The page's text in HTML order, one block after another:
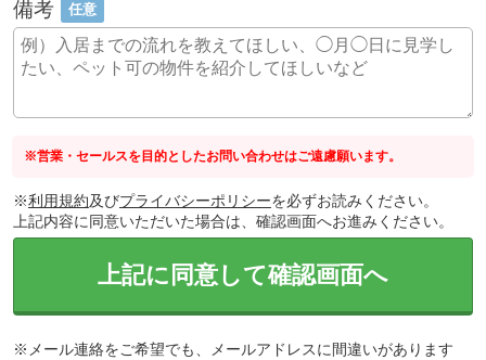
備考 任意
※営業・セールスを目的としたお問い合わせはご遠慮願います。
※利用規約及びプライバシーポリシーを必ずお読みください。
上記内容に同意いただいた場合は、確認画面へお進みください。
上記に同意して確認画面へ
※メール連絡をご希望でも、メールアドレスに間違いがあります